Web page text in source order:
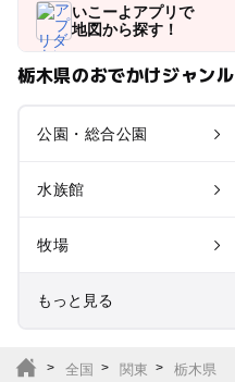
いこーよアプリで
地図から探す！
栃木県のおでかけジャンル
公園・総合公園
水族館
牧場
もっと見る
全国 関東 栃木県